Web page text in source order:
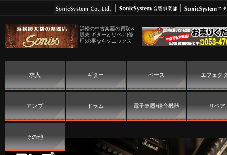
浜松の中古楽器の買取＆
販売 ギターとリペア(修
理)の事ならソニックス
求人 ギター ベース エフェク
アンプ ドラム 電子楽器/録音機器 リペア
その他